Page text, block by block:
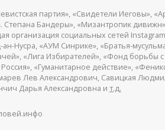
партия», «Свидетели Иеговы»,
Бандеры», «Мизантропик
организация социальных сетей
Нусра, «АУМ Синрике», «Братья-
«Лига Избирателей», «Фонд борьбы
«Гуманитарное действие»,
Лев Александрович, Савицкая
Дарья Александровна и т.д.